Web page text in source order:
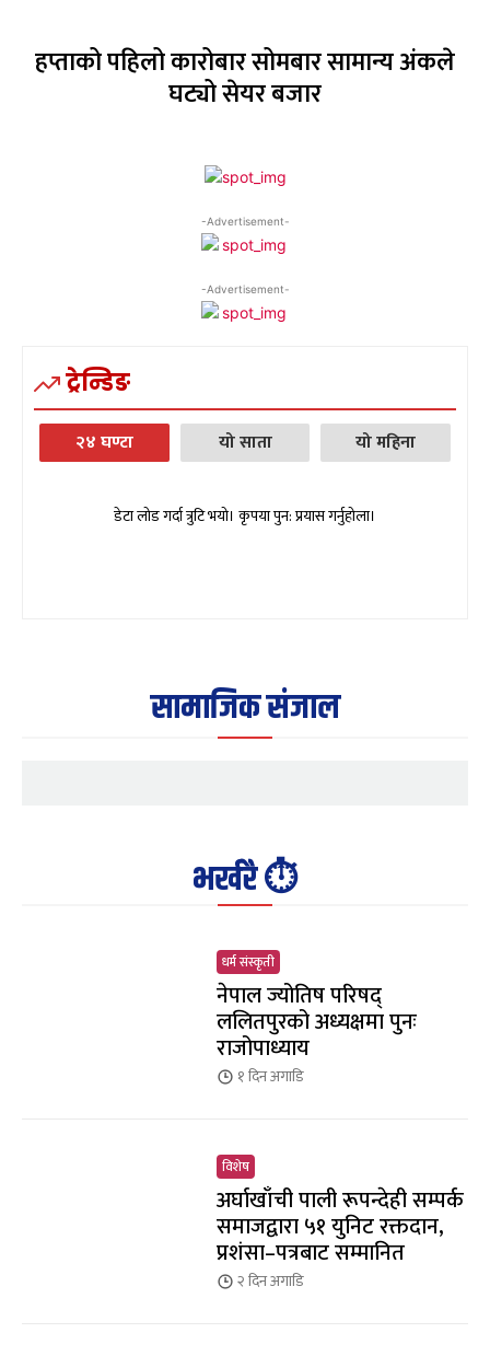
हप्ताको पहिलो कारोबार सोमबार सामान्य अंकले
घट्यो सेयर बजार
-Advertisement-
-Advertisement-
ट्रेन्डिङ
२४ घण्टा यो साता यो महिना
डेटा लोड गर्दा त्रुटि भयो। कृपया पुन: प्रयास गर्नुहोला।
सामाजिक संजाल
भर्खरै ⏱️
धर्म संस्कृती
नेपाल ज्योतिष परिषद्
ललितपुरको अध्यक्षमा पुनः
राजोपाध्याय
१ दिनअगाडि
विशेष
अर्घाखाँची पाली रूपन्देही सम्पर्क
समाजद्वारा ५१ युनिट रक्तदान,
प्रशंसा–पत्रबाट सम्मानित
२ दिनअगाडि